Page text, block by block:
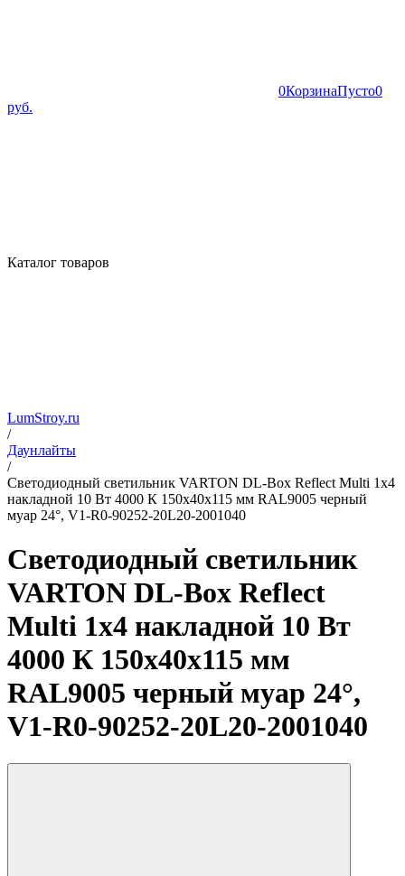
0КорзинаПусто0
руб.
Каталог товаров
LumStroy.ru
/
Даунлайты
/
Светодиодный светильник VARTON DL-Box Reflect Multi 1x4
накладной 10 Вт 4000 К 150х40х115 мм RAL9005 черный
муар 24°, V1-R0-90252-20L20-2001040
Светодиодный светильник
VARTON DL-Box Reflect
Multi 1x4 накладной 10 Вт
4000 К 150х40х115 мм
RAL9005 черный муар 24°,
V1-R0-90252-20L20-2001040